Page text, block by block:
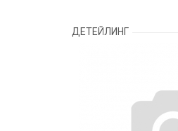
ДЕТЕЙЛИНГ